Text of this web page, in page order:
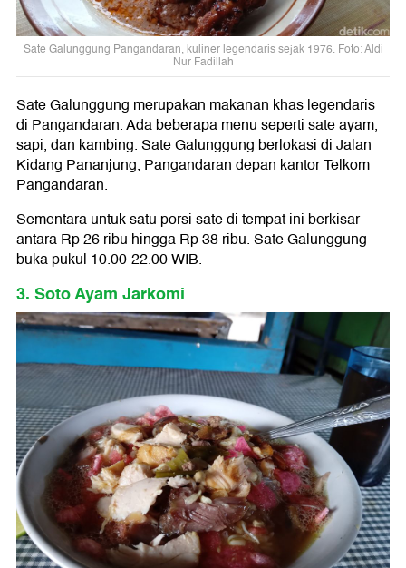
Sate Galunggung Pangandaran, kuliner legendaris sejak 1976. Foto: Aldi
Nur Fadillah
Sate Galunggung merupakan makanan khas legendaris
di Pangandaran. Ada beberapa menu seperti sate ayam,
sapi, dan kambing. Sate Galunggung berlokasi di Jalan
Kidang Pananjung, Pangandaran depan kantor Telkom
Pangandaran.
Sementara untuk satu porsi sate di tempat ini berkisar
antara Rp 26 ribu hingga Rp 38 ribu. Sate Galunggung
buka pukul 10.00-22.00 WIB.
3. Soto Ayam Jarkomi